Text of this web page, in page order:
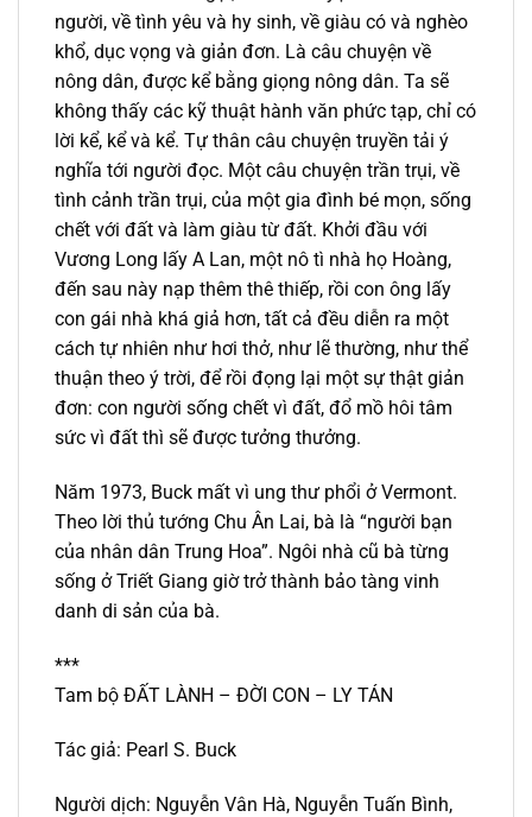
người, về tình yêu và hy sinh, về giàu có và nghèo
khổ, dục vọng và giản đơn. Là câu chuyện về
nông dân, được kể bằng giọng nông dân. Ta sẽ
không thấy các kỹ thuật hành văn phức tạp, chỉ có
lời kể, kể và kể. Tự thân câu chuyện truyền tải ý
nghĩa tới người đọc. Một câu chuyện trần trụi, về
tình cảnh trần trụi, của một gia đình bé mọn, sống
chết với đất và làm giàu từ đất. Khởi đầu với
Vương Long lấy A Lan, một nô tì nhà họ Hoàng,
đến sau này nạp thêm thê thiếp, rồi con ông lấy
con gái nhà khá giả hơn, tất cả đều diễn ra một
cách tự nhiên như hơi thở, như lẽ thường, như thể
thuận theo ý trời, để rồi đọng lại một sự thật giản
đơn: con người sống chết vì đất, đổ mồ hôi tâm
sức vì đất thì sẽ được tưởng thưởng.
Năm 1973, Buck mất vì ung thư phổi ở Vermont.
Theo lời thủ tướng Chu Ân Lai, bà là “người bạn
của nhân dân Trung Hoa”. Ngôi nhà cũ bà từng
sống ở Triết Giang giờ trở thành bảo tàng vinh
danh di sản của bà.
***
Tam bộ ĐẤT LÀNH – ĐỜI CON – LY TÁN
Tác giả: Pearl S. Buck
Người dịch: Nguyễn Vân Hà, Nguyễn Tuấn Bình,